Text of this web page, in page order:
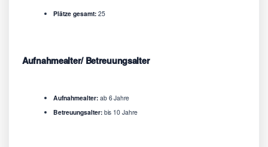
Plätze gesamt:25
Aufnahmealter/ Betreuungsalter
Aufnahmealter:ab 6 Jahre
Betreuungsalter:bis 10 Jahre